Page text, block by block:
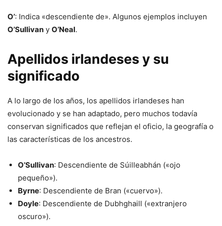
O’: Indica «descendiente de». Algunos ejemplos incluyen
O’Sullivan y O’Neal.
Apellidos irlandeses y su
significado
A lo largo de los años, los apellidos irlandeses han
evolucionado y se han adaptado, pero muchos todavía
conservan significados que reflejan el oficio, la geografía o
las características de los ancestros.
O’Sullivan: Descendiente de Súilleabhán («ojo
pequeño»).
Byrne: Descendiente de Bran («cuervo»).
Doyle: Descendiente de Dubhghaill («extranjero
oscuro»).